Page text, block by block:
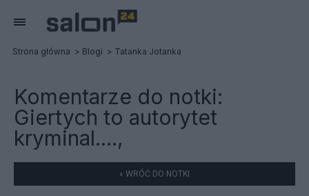
Strona główna Blogi Tatanka Jotanka
Komentarze do notki:
Giertych to autorytet
kryminal....,
« WRÓĆ DO NOTKI